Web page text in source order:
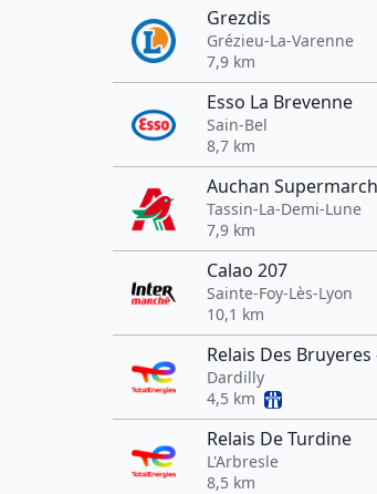
Grezdis
Grézieu-La-Varenne
7,9 km
Esso La Brevenne
Sain-Bel
8,7 km
Auchan
Tassin-La-Demi-Lune
7,9 km
Calao 207
Sainte-Foy-Lès-Lyon
10,1 km
Relais Des Bruyeres
Dardilly
4,5 km
Relais De Turdine
L'Arbresle
8,5 km